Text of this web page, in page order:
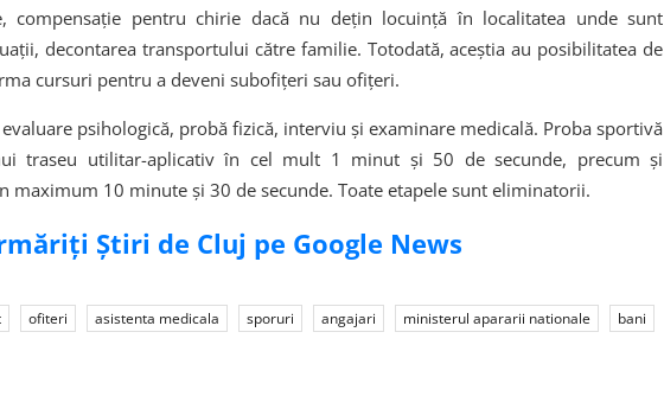
compensație pentru chirie dacă nu dețin locuință în localitatea unde sunt
decontarea transportului către familie. Totodată, aceștia au posibilitatea de
cursuri pentru a deveni subofițeri sau ofițeri.
psihologică, probă fizică, interviu și examinare medicală. Proba sportivă
traseu utilitar-aplicativ în cel mult 1 minut și 50 de secunde, precum și
maximum 10 minute și 30 de secunde. Toate etapele sunt eliminatorii.
Știri de Cluj pe Google News
ofiteri asistenta medicala sporuri angajari ministerul apararii nationale
bani